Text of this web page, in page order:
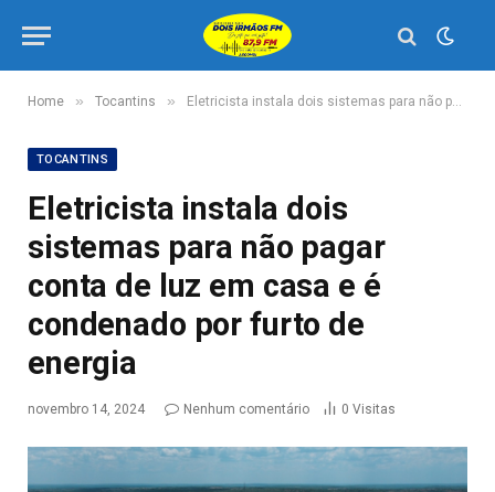
Home » Tocantins » Eletricista instala dois sistemas para não pagar conta de luz em casa e é condenado por furto de energia
TOCANTINS
Eletricista instala dois
sistemas para não pagar
conta de luz em casa e é
condenado por furto de
energia
novembro 14, 2024 Nenhum comentário 0 Visitas